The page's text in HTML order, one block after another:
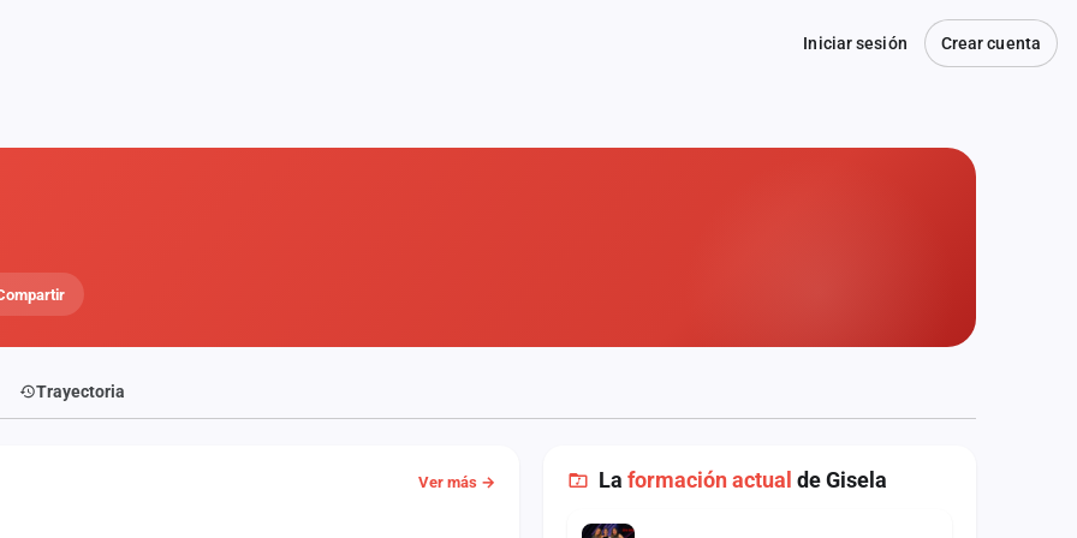
Iniciar sesión Crear cuenta
Trayectoria
Ver más → La formación actual de Gisela